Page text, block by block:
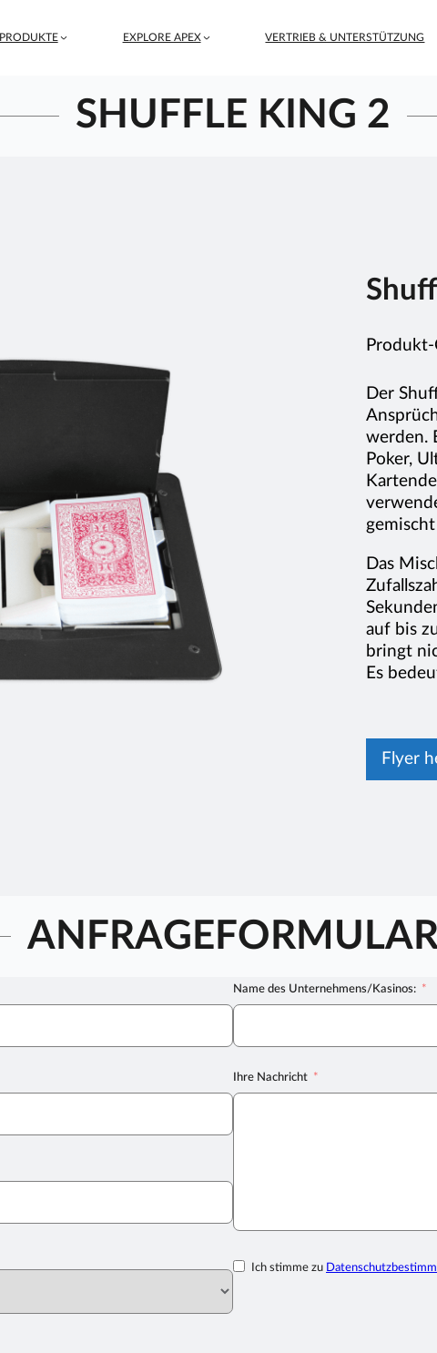
PRODUKTE EXPLORE APEX VERTRIEB & UNTERSTÜTZUNG
SHUFFLE KING 2
Der
werden.
Poker,
Das
auf bis
bringt
Es
Flyer
Name des Unternehmens/Kasinos:
Ihre Nachricht
Ich stimme zu